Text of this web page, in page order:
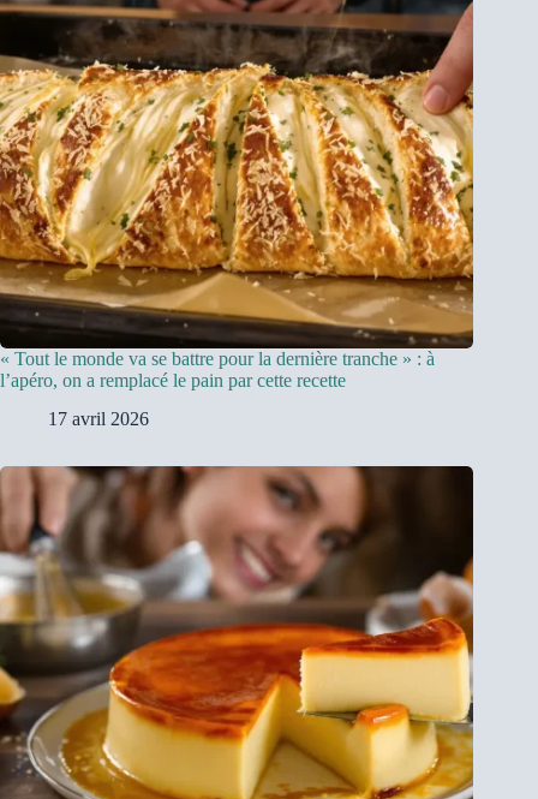
« Tout le monde va se battre pour la dernière tranche » : à
l’apéro, on a remplacé le pain par cette recette
17 avril 2026